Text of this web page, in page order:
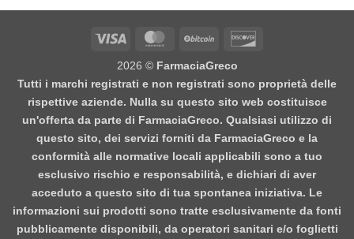
Visa MasterCardBitCoin
2026 © FarmaciaGreco
Tutti i marchi registrati e non registrati sono proprietà delle
rispettive aziende. Nulla su questo sito web costituisce
un'offerta da parte di FarmaciaGreco. Qualsiasi utilizzo di
questo sito, dei servizi forniti da FarmaciaGreco e la
conformità alle normative locali applicabili sono a tuo
esclusivo rischio e responsabilità, e dichiari di aver
acceduto a questo sito di tua spontanea iniziativa. Le
informazioni sui prodotti sono tratte esclusivamente da fonti
pubblicamente disponibili, da operatori sanitari e/o foglietti